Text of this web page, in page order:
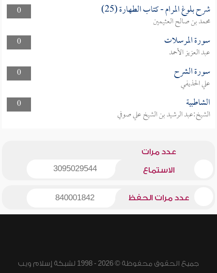
0
شرح بلوغ المرام - كتاب الطهارة (25)
محمد بن صالح العثيمين
0
سورة المرسلات
عبد العزيز الأحمد
0
سورة الشرح
علي الحذيفي
0
الشاطبية
الشيخ:عبد الرشيد بن الشيخ علي صوفي
عدد مرات
الاستماع 3095029544
عدد مرات الحفظ 840001842
جميع الحقوق محفوظة © 2026 - 1998 لشبكة إسلام ويب